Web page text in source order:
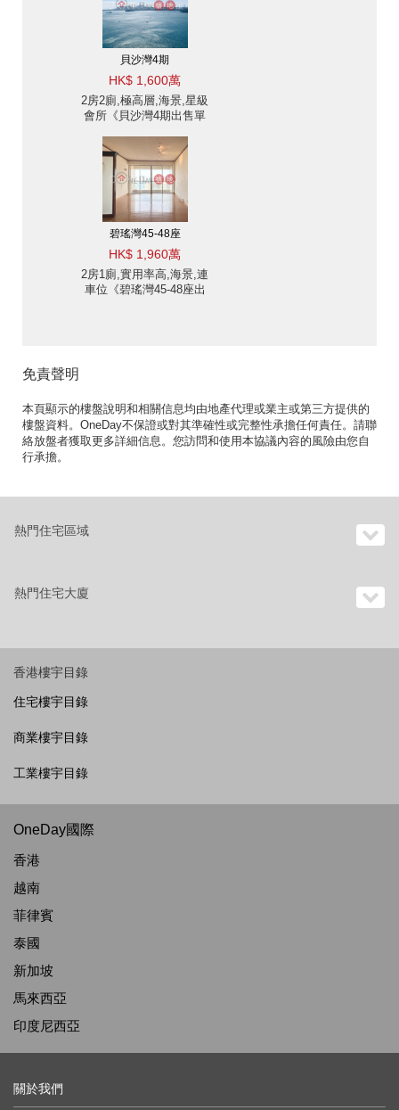
貝沙灣4期
HK$ 1,600萬
2房2廁,極高層,海景,星級
會所《貝沙灣4期出售單
碧瑤灣45-48座
HK$ 1,960萬
2房1廁,實用率高,海景,連
車位《碧瑤灣45-48座出
免責聲明
本頁顯示的樓盤說明和相關信息均由地產代理或業主或第三方提供的
樓盤資料。OneDay不保證或對其準確性或完整性承擔任何責任。請聯
絡放盤者獲取更多詳細信息。您訪問和使用本協議內容的風險由您自
行承擔。
熱門住宅區域
熱門住宅大廈
香港樓宇目錄
住宅樓宇目錄
商業樓宇目錄
工業樓宇目錄
OneDay國際
香港
越南
菲律賓
泰國
新加坡
馬來西亞
印度尼西亞
關於我們